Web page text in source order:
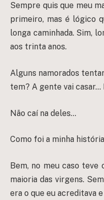
Sempre quis que meu
primeiro, mas é lógico
longa caminhada. Sim,
aos trinta anos.
Alguns namorados
tem? A gente vai casar…
Não caí na deles…
Como foi a minha
Bem, no meu caso teve
maioria das virgens.
era o que eu acreditava